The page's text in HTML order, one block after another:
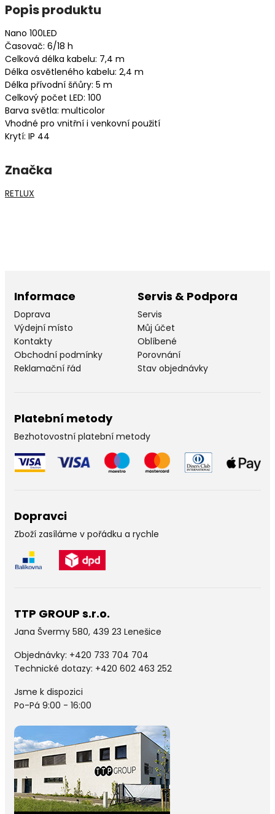
Popis produktu
Nano 100LED
Časovač: 6/18 h
Celková délka kabelu: 7,4 m
Délka osvětleného kabelu: 2,4 m
Délka přívodní šňůry: 5 m
Celkový počet LED: 100
Barva světla: multicolor
Vhodné pro vnitřní i venkovní použití
Krytí: IP 44
Značka
RETLUX
Informace
Doprava
Výdejní místo
Kontakty
Obchodní podmínky
Reklamační řád
Servis & Podpora
Servis
Můj účet
Oblíbené
Porovnání
Stav objednávky
Platební metody
Bezhotovostní platební metody
Dopravci
Zboží zasíláme v pořádku a rychle
TTP GROUP s.r.o.
Jana Švermy 580, 439 23 Lenešice
Objednávky: +420 733 704 704
Technické dotazy: +420 602 463 252
Jsme k dispozici
Po-Pá 9:00 - 16:00